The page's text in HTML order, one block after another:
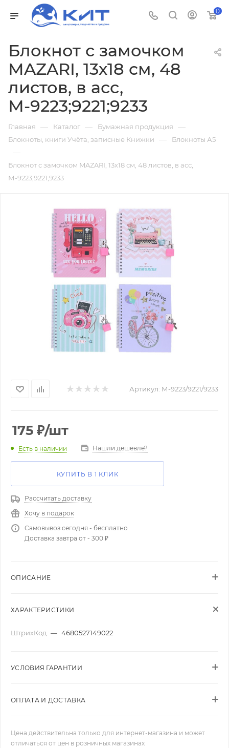
0
Блокнот с замочком
MAZARI, 13х18 см, 48
листов, в асс,
М-9223;9221;9233
Главная — Каталог — Бумажная продукция —
Блокноты, книги Учёта, записные Книжки — Блокноты А5
—
Блокнот с замочком MAZARI, 13х18 см, 48 листов, в асс,
М-9223;9221;9233
Артикул: М-9223/9221/9233
175 ₽/шт
Есть в наличии Нашли дешевле?
КУПИТЬ В 1 КЛИК
Рассчитать доставку
Хочу в подарок
Самовывоз сегодня - бесплатно
Доставка завтра от - 300 ₽
ОПИСАНИЕ
ХАРАКТЕРИСТИКИ
ШтрихКод — 4680527149022
УСЛОВИЯ ГАРАНТИИ
ОПЛАТА И ДОСТАВКА
Цена действительна только для интернет-магазина и может
отличаться от цен в розничных магазинах